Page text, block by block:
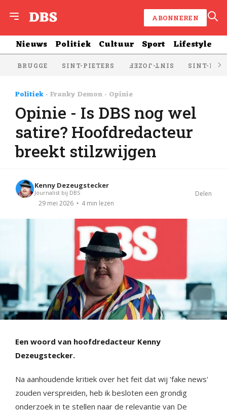
ABONNEREN
Nieuws Politiek Cultuur Sport Lifestyle
BRUGGE SINT-PIETERS SINT-JOZEF SINT-
Politiek Franky Demon Opinie
Opinie - Is DBS nog wel
satire? Hoofdredacteur
breekt stilzwijgen
Kenny Dezeugstecker
Journalist bij DBS
29 mei 2026 4 min lezen
Delen
Een woord van hoofdredacteur Kenny
Dezeugstecker.
Na aanhoudende kritiek over het feit dat wij 'fake news'
zouden verspreiden, heb ik besloten een grondig
onderzoek in te stellen naar de relevantie van De